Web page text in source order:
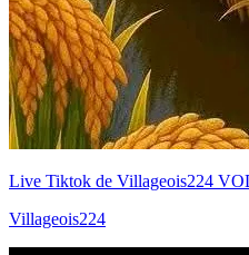
Live Tiktok de Villageois224
Villageois224